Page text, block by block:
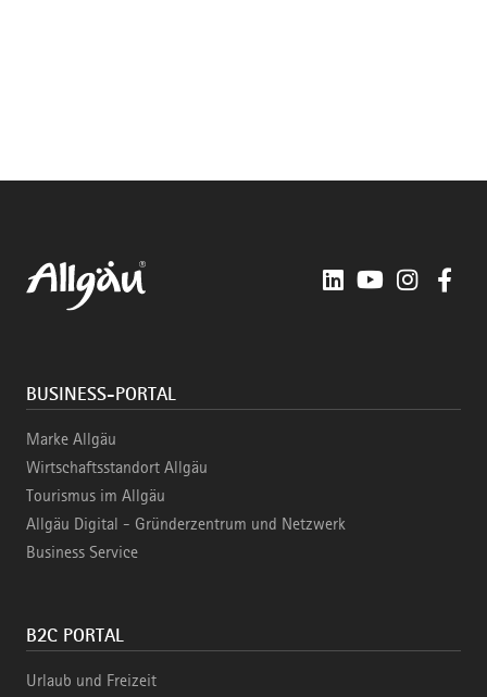
LinkedInYouTube
BUSINESS-PORTAL
Marke Allgäu
Wirtschaftsstandort Allgäu
Tourismus im Allgäu
Allgäu Digital - Gründerzentrum und Netzwerk
Business Service
B2C PORTAL
Urlaub und Freizeit